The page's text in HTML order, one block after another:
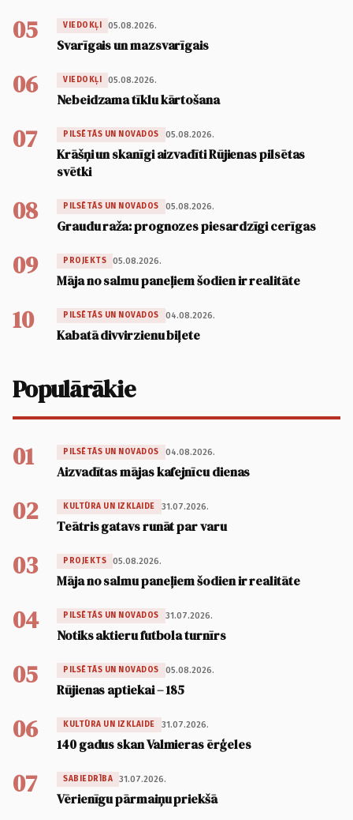
05 VIEDOKĻI 05.08.2026.
Svarīgais un mazsvarīgais
06 VIEDOKĻI 05.08.2026.
Nebeidzama tīklu kārtošana
07 PILSĒTĀS UN NOVADOS 05.08.2026.
Krāšņi un skanīgi aizvadīti Rūjienas pilsētas
svētki
08 PILSĒTĀS UN NOVADOS 05.08.2026.
Graudu raža: prognozes piesardzīgi cerīgas
09 PROJEKTS 05.08.2026.
Māja no salmu paneļiem šodien ir realitāte
10 PILSĒTĀS UN NOVADOS 04.08.2026.
Kabatā divvirzienu biļete
Populārākie
01 PILSĒTĀS UN NOVADOS 04.08.2026.
Aizvadītas mājas kafejnīcu dienas
02 KULTŪRA UN IZKLAIDE 31.07.2026.
Teātris gatavs runāt par varu
03 PROJEKTS 05.08.2026.
Māja no salmu paneļiem šodien ir realitāte
04 PILSĒTĀS UN NOVADOS 31.07.2026.
Notiks aktieru futbola turnīrs
05 PILSĒTĀS UN NOVADOS 05.08.2026.
Rūjienas aptiekai – 185
06 KULTŪRA UN IZKLAIDE 31.07.2026.
140 gadus skan Valmieras ērģeles
07 SABIEDRĪBA 31.07.2026.
Vērienīgu pārmaiņu priekšā